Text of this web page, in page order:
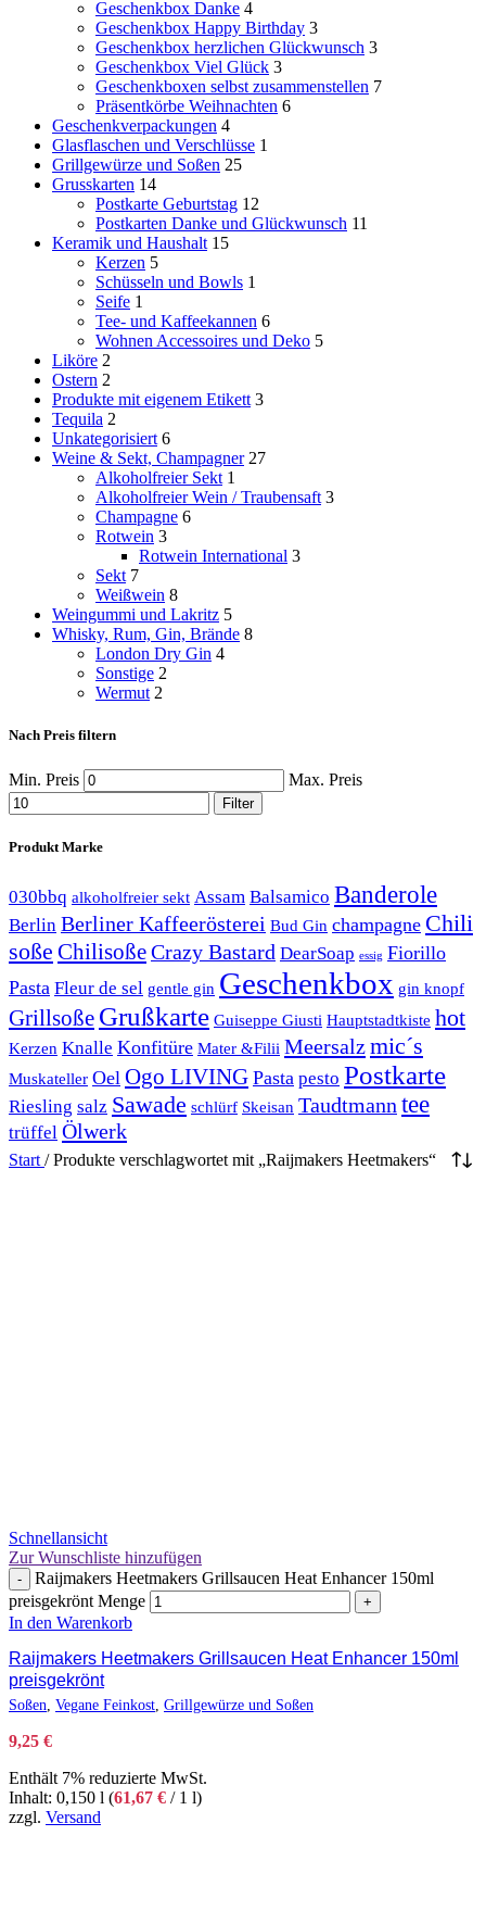
Geschenkbox Danke 4
Geschenkbox Happy Birthday 3
Geschenkbox herzlichen Glückwunsch 3
Geschenkbox Viel Glück 3
Geschenkboxen selbst zusammenstellen 7
Präsentkörbe Weihnachten 6
Geschenkverpackungen 4
Glasflaschen und Verschlüsse 1
Grillgewürze und Soßen 25
Grusskarten 14
Postkarte Geburtstag 12
Postkarten Danke und Glückwunsch 11
Keramik und Haushalt 15
Kerzen 5
Schüsseln und Bowls 1
Seife 1
Tee- und Kaffeekannen 6
Wohnen Accessoires und Deko 5
Liköre 2
Ostern 2
Produkte mit eigenem Etikett 3
Tequila 2
Unkategorisiert 6
Weine & Sekt, Champagner 27
Alkoholfreier Sekt 1
Alkoholfreier Wein / Traubensaft 3
Champagne 6
Rotwein 3
Rotwein International 3
Sekt 7
Weißwein 8
Weingummi und Lakritz 5
Whisky, Rum, Gin, Brände 8
London Dry Gin 4
Sonstige 2
Wermut 2
Nach Preis filtern
Min. Preis Max. Preis
Filter
Produkt Marke
030bbq alkoholfreier sekt Assam Balsamico Banderole
Berlin Berliner Kaffeerösterei Bud Gin champagne Chili
soße ChilisoßeCrazy Bastard DearSoap essig Fiorillo
Pasta Fleur de sel gentle gin Geschenkbox gin knopf
Grillsoße Grußkarte Guiseppe Giusti Hauptstadtkiste hot
Kerzen Knalle Konfitüre Mater &Filii Meersalzmic´s
Muskateller Oel Ogo LIVING Pasta pesto Postkarte
Riesling salz Sawade schlürf Skeisan Taudtmann tee
trüffel Ölwerk
Start / Produkte verschlagwortet mit „Raijmakers Heetmakers“
Schnellansicht
Zur Wunschliste hinzufügen
-
Raijmakers Heetmakers Grillsaucen Heat Enhancer 150ml
preisgekrönt Menge
+
In den Warenkorb
Raijmakers Heetmakers Grillsaucen Heat Enhancer 150ml
preisgekrönt
Soßen Vegane Feinkost Grillgewürze und Soßen
9,25 €
Enthält 7% reduzierte MwSt.
Inhalt: 0,150 l (61,67 € / 1 l)
zzgl. Versand